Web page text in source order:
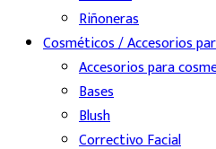
Riñoneras
Cosméticos / Accesorios
Accesorios para
Bases
Blush
Correctivo Facial